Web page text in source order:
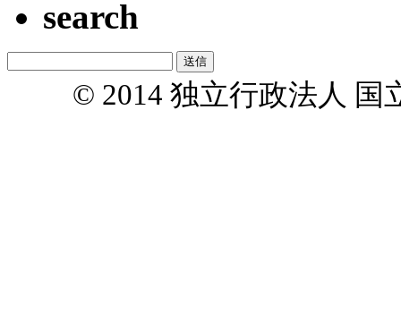
search
© 2014 独立行政法人 国